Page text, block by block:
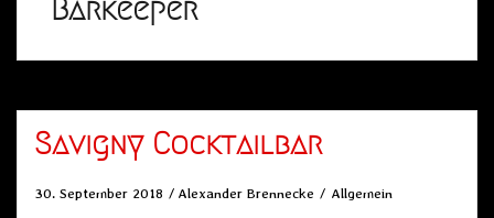
Barkeeper
Savigny Cocktailbar
30. September 2018 Alexander Brennecke Allgemein